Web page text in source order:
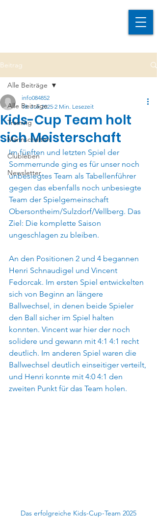
Beitrag
Alle Beiträge
Training
Mannschaften
Clubleben
Newsletter
Alle Beiträge
Kids-Cup Team holt
sich Meisterschaft
info084852
18. Juli 2025 2 Min. Lesezeit
Im fünften und letzten Spiel der
Sommerrunde ging es für unser noch
unbesiegtes Team als Tabellenführer
gegen das ebenfalls noch unbesiegte
Team der Spielgemeinschaft
Obersontheim/Sulzdorf/Vellberg. Das
Ziel: Die komplette Saison
ungeschlagen zu bleiben.
An den Positionen 2 und 4 begannen
Henri Schnaudigel und Vincent
Fedorcak. Im ersten Spiel entwickelten
sich von Beginn an längere
Ballwechsel, in denen beide Spieler
den Ball sicher im Spiel halten
konnten. Vincent war hier der noch
solidere und gewann mit 4:1 4:1 recht
deutlich. Im anderen Spiel waren die
Ballwechsel deutlich einseitiger verteilt,
und Henri konnte mit 4:0 4:1 den
zweiten Punkt für das Team holen.
Das erfolgreiche Kids-Cup-Team 2025